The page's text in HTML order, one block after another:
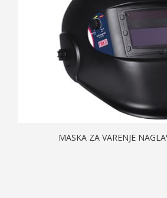
MASKA ZA VARENJE